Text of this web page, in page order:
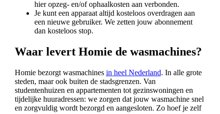
hier opzeg- en/of ophaalkosten aan verbonden.
Je kunt een apparaat altijd kosteloos overdragen aan
een nieuwe gebruiker. We zetten jouw abonnement
dan kosteloos stop.
Waar levert Homie de wasmachines?
Homie bezorgt wasmachines in heel Nederland. In alle grote
steden, maar ook buiten de stadsgrenzen. Van
studentenhuizen en appartementen tot gezinswoningen en
tijdelijke huuradressen: we zorgen dat jouw wasmachine snel
en zorgvuldig wordt bezorgd en aangesloten. Zo hoef je zelf